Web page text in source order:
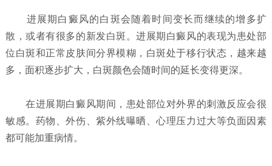
进展期白癜风的白斑会随着时间变长而继续的增多扩
散，或者有很多的新发白斑。进展期白癜风的表现为患处部
位白斑和正常皮肤间分界模糊，白斑处于移行状态，越来越
多，面积逐步扩大，白斑颜色会随时间的延长变得更深。
在进展期白癜风期间，患处部位对外界的刺激反应会很
敏感。药物、外伤、紫外线曝晒、心理压力过大等负面因素
都可能加重病情。